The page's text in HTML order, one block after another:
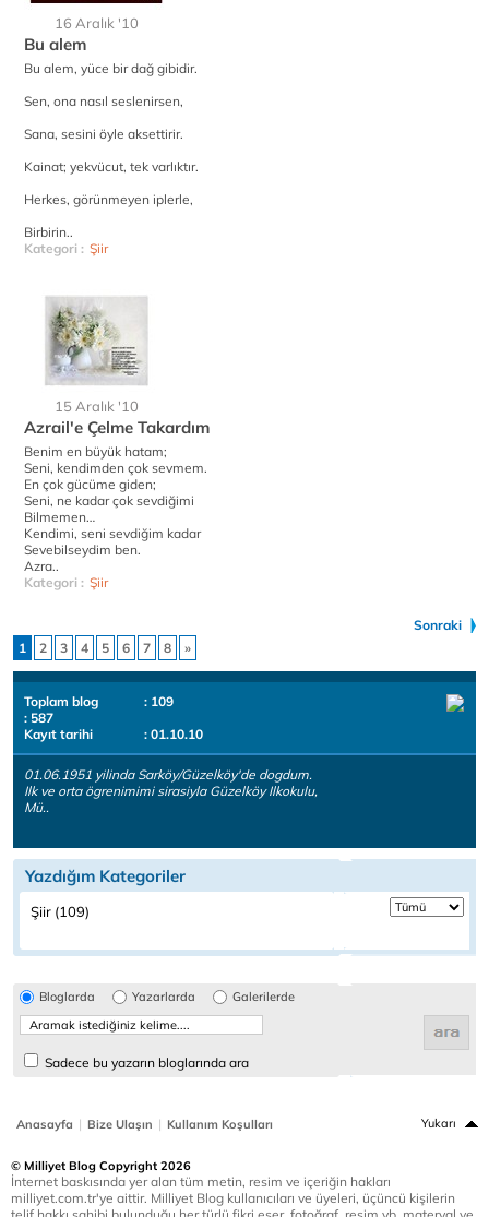
16 Aralık '10
Bu alem
Bu alem, yüce bir dağ gibidir.
Sen, ona nasıl seslenirsen,
Sana, sesini öyle aksettirir.
Kainat; yekvücut, tek varlıktır.
Herkes, görünmeyen iplerle,
Birbirin..
Kategori : Şiir
15 Aralık '10
Azrail'e Çelme Takardım
Benim en büyük hatam;
Seni, kendimden çok sevmem.
En çok gücüme giden;
Seni, ne kadar çok sevdiğimi
Bilmemen…
Kendimi, seni sevdiğim kadar
Sevebilseydim ben.
Azra..
Kategori : Şiir
Sonraki
1
2 3 4 5 6 7 8 »
Toplam blog
: 109
: 587
Kayıt tarihi
: 01.10.10
01.06.1951 yilinda Sarköy/Güzelköy'de dogdum.
Ilk ve orta ögrenimimi sirasiyla Güzelköy Ilkokulu,
Mü..
Yazdığım Kategoriler
Şiir (109)
Bloglarda Yazarlarda Galerilerde
Sadece bu yazarın bloglarında ara
Anasayfa | Bize Ulaşın | Kullanım Koşulları Yukarı
© Milliyet Blog Copyright 2026
İnternet baskısında yer alan tüm metin, resim ve içeriğin hakları
milliyet.com.tr'ye aittir. Milliyet Blog kullanıcıları ve üyeleri, üçüncü kişilerin